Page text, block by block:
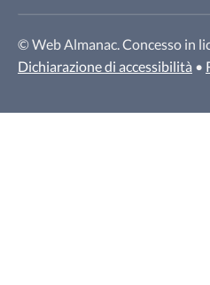
© Web Almanac. Concesso in
Dichiarazione di accessibilità •